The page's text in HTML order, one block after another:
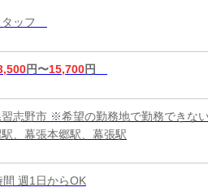
タッフ
円〜15,700円
志野市 ※希望の勤務地で勤務できな
、幕張本郷駅、幕張駅
間 週1日からOK